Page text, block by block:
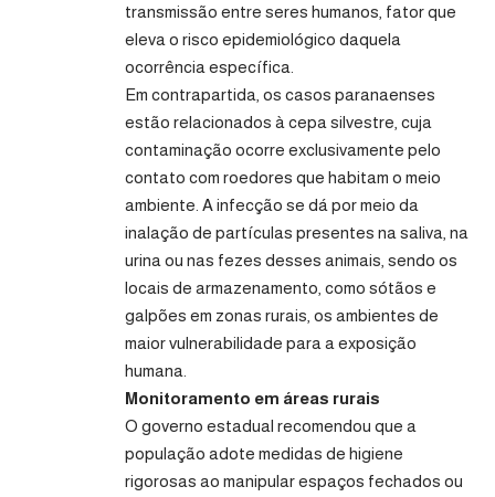
transmissão entre seres humanos, fator que
eleva o risco epidemiológico daquela
ocorrência específica.
Em contrapartida, os casos paranaenses
estão relacionados à cepa silvestre, cuja
contaminação ocorre exclusivamente pelo
contato com roedores que habitam o meio
ambiente. A infecção se dá por meio da
inalação de partículas presentes na saliva, na
urina ou nas fezes desses animais, sendo os
locais de armazenamento, como sótãos e
galpões em zonas rurais, os ambientes de
maior vulnerabilidade para a exposição
humana.
Monitoramento em áreas rurais
O governo estadual recomendou que a
população adote medidas de higiene
rigorosas ao manipular espaços fechados ou